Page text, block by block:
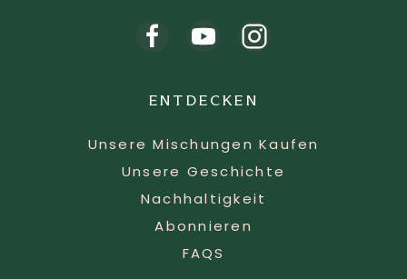
ENTDECKEN
Unsere Mischungen Kaufen
Unsere Geschichte
Nachhaltigkeit
Abonnieren
FAQS